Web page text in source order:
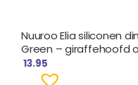
Nuuroo Elia siliconen
Green – giraffehoofd
13.95